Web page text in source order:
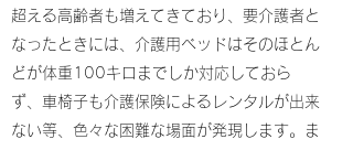
超える高齢者も増えてきており、要介護者と
なったときには、介護用ベッドはそのほとん
どが体重100キロまでしか対応しておら
ず、車椅子も介護保険によるレンタルが出来
ない等、色々な困難な場面が発現します。ま